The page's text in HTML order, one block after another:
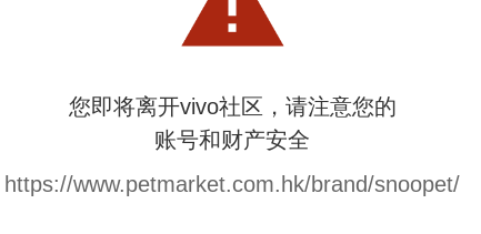
您即将离开vivo社区，请注意您的
账号和财产安全
https://www.petmarket.com.hk/brand/snoopet/